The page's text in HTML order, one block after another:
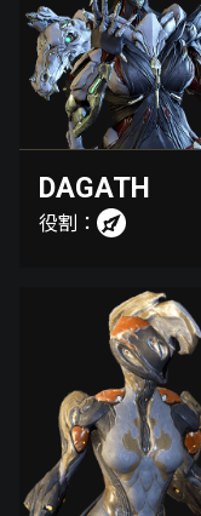
DAGATH
役割：